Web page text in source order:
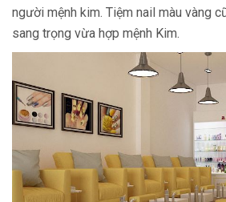
người mệnh kim. Tiệm nail màu vàng
sang trọng vừa hợp mệnh Kim.